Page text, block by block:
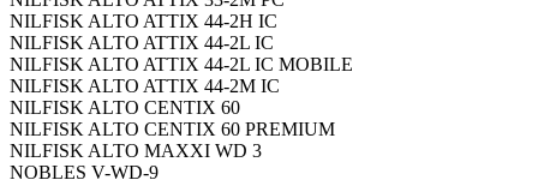
NILFISK ALTO ATTIX 44-2H IC
NILFISK ALTO ATTIX 44-2L IC
NILFISK ALTO ATTIX 44-2L IC MOBILE
NILFISK ALTO ATTIX 44-2M IC
NILFISK ALTO CENTIX 60
NILFISK ALTO CENTIX 60 PREMIUM
NILFISK ALTO MAXXI WD 3
NOBLES V-WD-9